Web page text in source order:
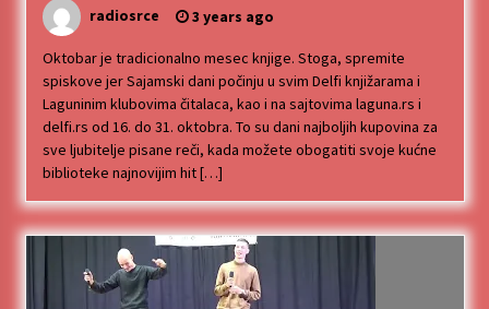
radiosrce 3 years ago
Oktobar je tradicionalno mesec knjige. Stoga, spremite
spiskove jer Sajamski dani počinju u svim Delfi knjižarama i
Laguninim klubovima čitalaca, kao i na sajtovima laguna.rs i
delfi.rs od 16. do 31. oktobra. To su dani najboljih kupovina za
sve ljubitelje pisane reči, kada možete obogatiti svoje kućne
biblioteke najnovijim hit […]